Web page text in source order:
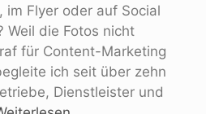
im Flyer oder auf Social
Weil die Fotos nicht
für Content-Marketing
ich seit über zehn
Dienstleister und